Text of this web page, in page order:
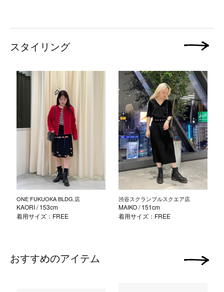
スタイリング
ONE FUKUOKA BLDG.店
KAORI/ 153cm
着用サイズ：FREE
渋谷スクランブルスクエア店
MAIKO/ 151cm
着用サイズ：FREE
次の画像
おすすめのアイテム 次の画像